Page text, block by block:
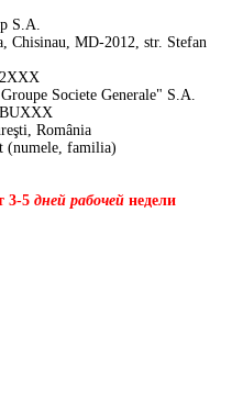
S.A.
Chisinau, MD-2012, str. Stefan
Societe Generale" S.A.
România
(numele, familia)
3-5 дней рабочей недели